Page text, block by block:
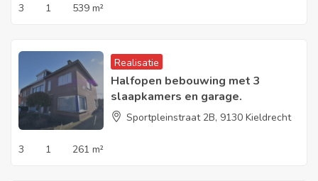
3 1 539 m²
Realisatie
Halfopen bebouwing met 3
slaapkamers en garage.
Sportpleinstraat 2B, 9130 Kieldrecht
3 1 261 m²